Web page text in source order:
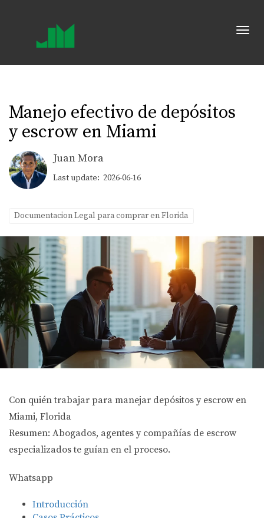
Manejo efectivo de depósitos
y escrow en Miami
Juan Mora
Last update: 2026-06-16
Documentacion Legal para comprar en Florida
Con quién trabajar para manejar depósitos y escrow en
Miami, Florida
Resumen: Abogados, agentes y compañías de escrow
especializados te guían en el proceso.
Whatsapp
Introducción